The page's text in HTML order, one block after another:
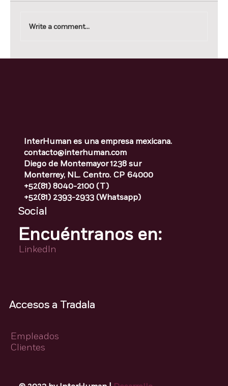
Write a comment...
Social
Encuéntranos en:
InterHuman es una empresa mexicana.
contacto@interhuman.com
Diego de Montemayor 1238 sur
Monterrey, NL. Centro. CP 64000
+52(81) 8040-2100 (T)
+52(81) 2393-2933 (Whatsapp)
LinkedIn
Accesos a Tradala
Clientes
Empleados